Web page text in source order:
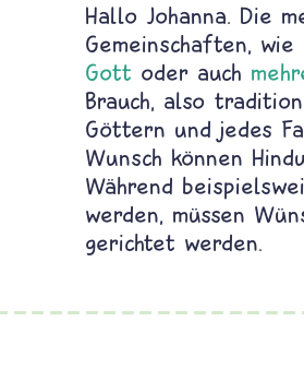
Hallo Johanna. Die
Gemeinschaften,
Gott oder auch
Brauch, also
Göttern und jedes
Wunsch können
Während
werden, müssen
gerichtet werden.